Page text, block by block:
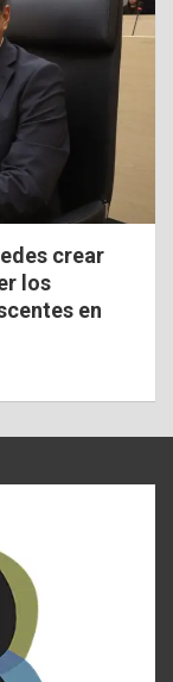
crear
los
en